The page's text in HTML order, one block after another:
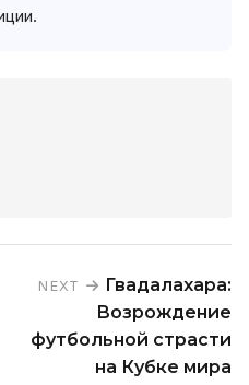
NEXT
Гвадалахара:
Возрождение
футбольной страсти
на Кубке мира